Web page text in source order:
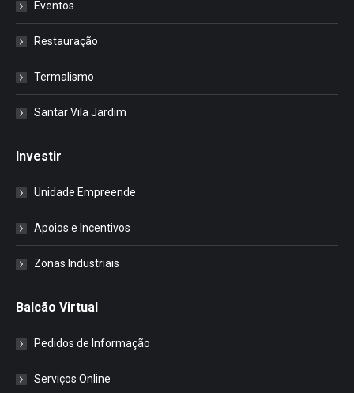
Eventos
Restauração
Termalismo
Santar Vila Jardim
Investir
Unidade Empreende
Apoios e Incentivos
Zonas Industriais
Balcão Virtual
Pedidos de Informação
Serviços Online